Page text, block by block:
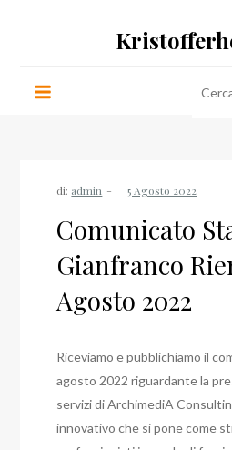
per:
di: admin
Comunicato
Gianfranco
Agosto 2022
Riceviamo e pubblichiamo il
agosto 2022 riguardante la
servizi di ArchimediA
innovativo che si pone come